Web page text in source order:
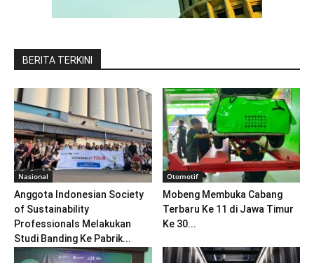
BERITA TERKINI
Nasional
Anggota Indonesian Society
of Sustainability
Professionals Melakukan
Studi Banding Ke Pabrik...
Otomotif
Mobeng Membuka Cabang
Terbaru Ke 11 di Jawa Timur
Ke 30...